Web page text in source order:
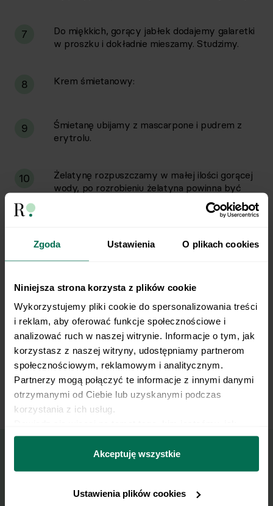
Zgoda Ustawienia O plikach cookies
Niniejsza strona korzysta z plików cookie
Wykorzystujemy pliki cookie do spersonalizowania treści
i reklam, aby oferować funkcje społecznościowe i
analizować ruch w naszej witrynie. Informacje o tym, jak
korzystasz z naszej witryny, udostępniamy partnerom
społecznościowym, reklamowym i analitycznym.
Partnerzy mogą połączyć te informacje z innymi danymi
otrzymanymi od Ciebie lub uzyskanymi podczas
korzystania z ich usług.
można się z nami skontaktować i w jaki sposób
przetwarzamy dane osobowe w ramach
prywatności.
Akceptuję wszystkie
Ustawienia plików cookies
7
Do miękkich, gorący jabłek dodajemy galaretki
w proszku i dokładnie mieszamy. Studzimy.
8 Krem śmietanowy:
9
Śmietanę ubijamy z mascarpone i pudrem z
erytrolu.
10
Żelatynę rozpuszczamy w małej ilości gorącej
wody, po rozrobieniu żelatyna powinna być
letnia, w razie potrzeby pozostawiamy do
śmietany, miksując na gładką masę.
12
Na biszkopt wykładamy masę jabłkową, a
potem krem.
13
Całość schładzamy w lodówce przez kilka
godzin.
Wyślij przepis na e-mail